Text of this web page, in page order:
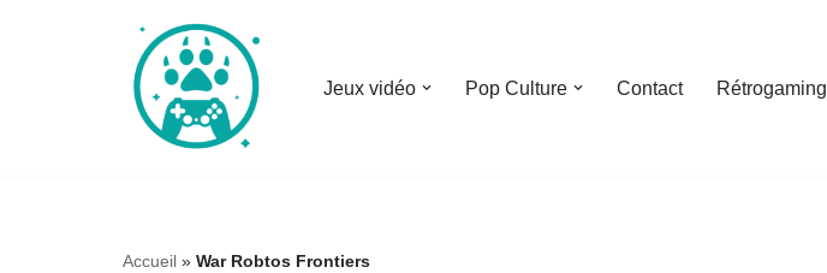
Jeux vidéo Pop Culture Contact Rétrogaming
Accueil » War Robtos Frontiers